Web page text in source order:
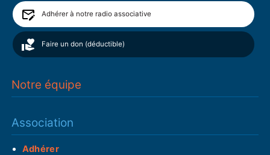
Adhérer à notre radio associative
Faire un don (déductible)
Notre équipe
Association
Adhérer